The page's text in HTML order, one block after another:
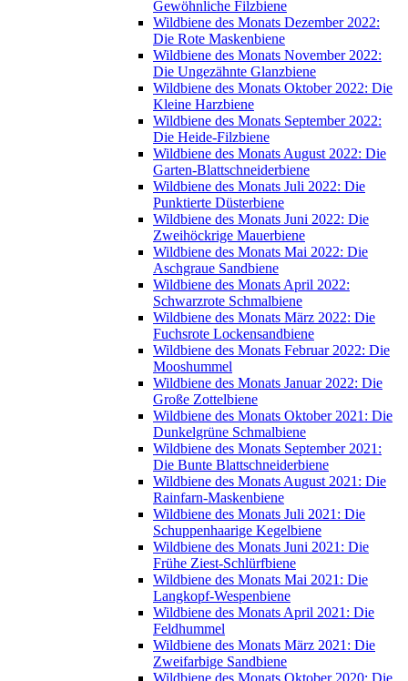
Gewöhnliche Filzbiene
Wildbiene des Monats Dezember 2022:
Die Rote Maskenbiene
Wildbiene des Monats November 2022:
Die Ungezähnte Glanzbiene
Wildbiene des Monats Oktober 2022: Die
Kleine Harzbiene
Wildbiene des Monats September 2022:
Die Heide-Filzbiene
Wildbiene des Monats August 2022: Die
Garten-Blattschneiderbiene
Wildbiene des Monats Juli 2022: Die
Punktierte Düsterbiene
Wildbiene des Monats Juni 2022: Die
Zweihöckrige Mauerbiene
Wildbiene des Monats Mai 2022: Die
Aschgraue Sandbiene
Wildbiene des Monats April 2022:
Schwarzrote Schmalbiene
Wildbiene des Monats März 2022: Die
Fuchsrote Lockensandbiene
Wildbiene des Monats Februar 2022: Die
Mooshummel
Wildbiene des Monats Januar 2022: Die
Große Zottelbiene
Wildbiene des Monats Oktober 2021: Die
Dunkelgrüne Schmalbiene
Wildbiene des Monats September 2021:
Die Bunte Blattschneiderbiene
Wildbiene des Monats August 2021: Die
Rainfarn-Maskenbiene
Wildbiene des Monats Juli 2021: Die
Schuppenhaarige Kegelbiene
Wildbiene des Monats Juni 2021: Die
Frühe Ziest-Schlürfbiene
Wildbiene des Monats Mai 2021: Die
Langkopf-Wespenbiene
Wildbiene des Monats April 2021: Die
Feldhummel
Wildbiene des Monats März 2021: Die
Zweifarbige Sandbiene
Wildbiene des Monats Oktober 2020: Die